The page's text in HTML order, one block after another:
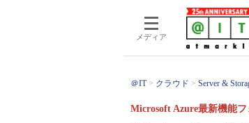
メディア
＠IT クラウド Server &
Microsoft Azure最新機能フ